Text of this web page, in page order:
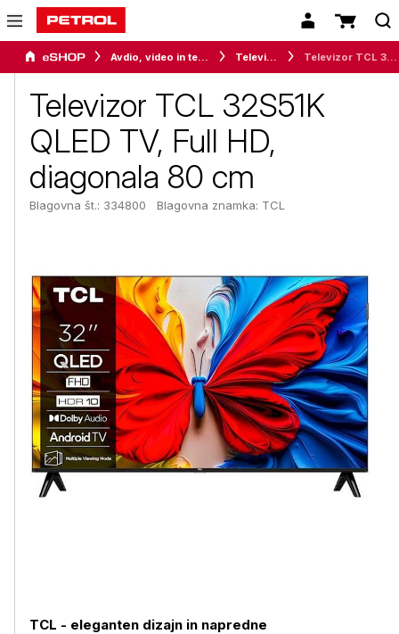
Avdio, video in telefonija Televizorji Televizor TCL 32S51K QLED TV, Full HD, diagonala 80 cm
Televizor TCL 32S51K
QLED TV, Full HD,
diagonala 80 cm
Blagovna št.: 334800 Blagovna znamka: TCL
TCL - eleganten dizajn in napredne